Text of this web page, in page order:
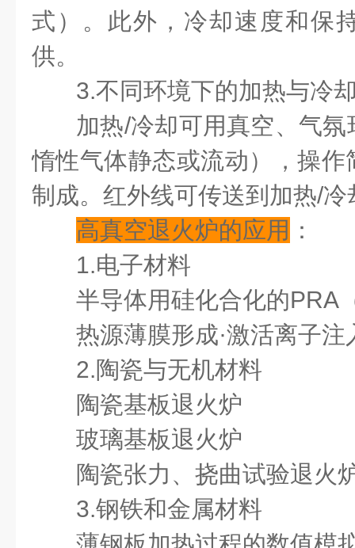
式）。此外，冷却速度和保
供。
3.不同环境下的加热与冷
加热/冷却可用真空、气
惰性气体静态或流动），操
制成。红外线可传送到加热/冷
高真空退火炉的应用 ：
1.电子材料
半导体用硅化合化的PRA
热源薄膜形成·激活离子
2.陶瓷与无机材料
陶瓷基板退火炉
玻璃基板退火炉
陶瓷张力、挠曲试验退火
3.钢铁和金属材料